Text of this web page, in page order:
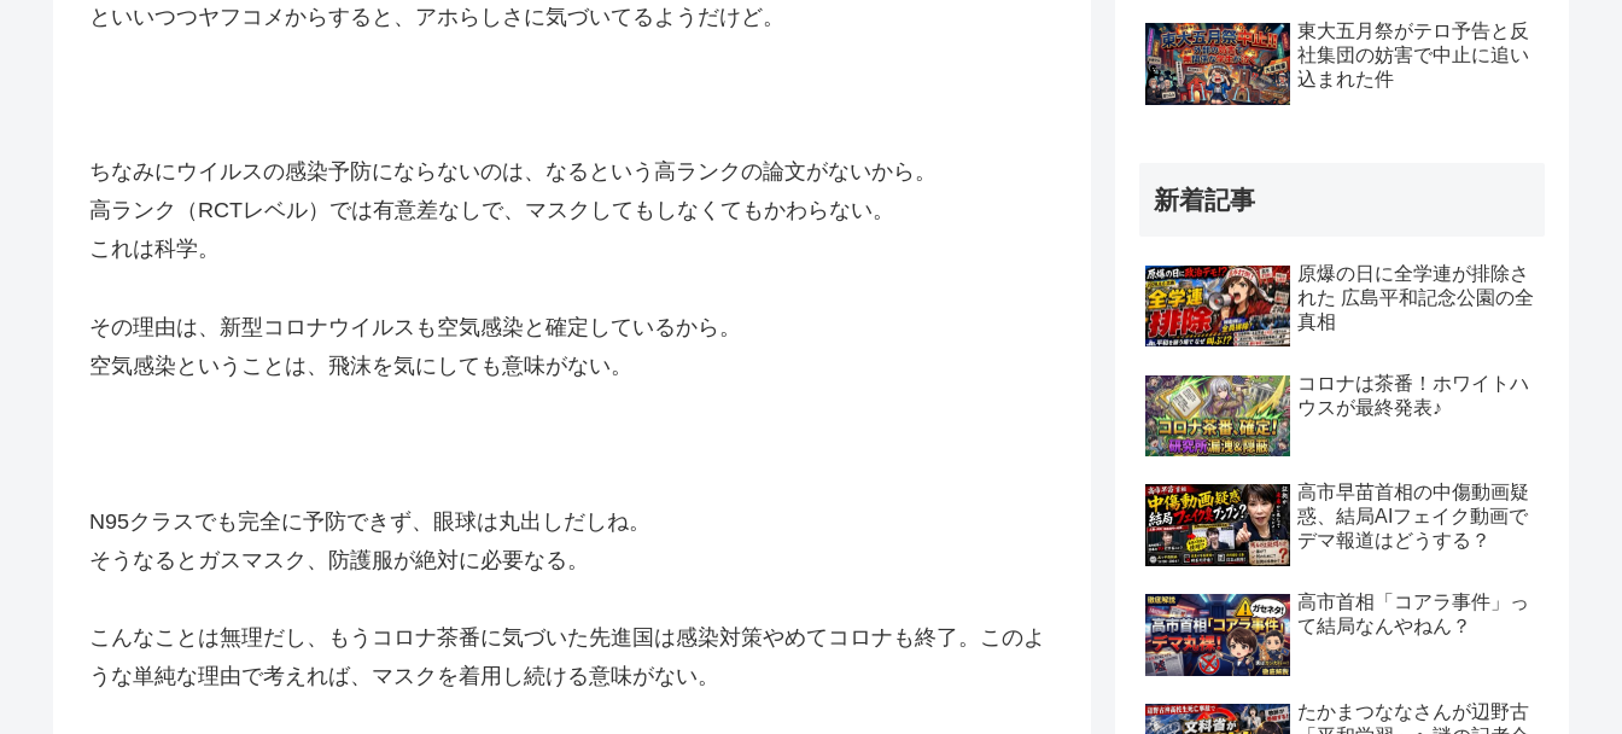
といいつつヤフコメからすると、アホらしさに気づいてるようだけど。
ちなみにウイルスの感染予防にならないのは、なるという高ランクの論文がないから。
高ランク（RCTレベル）では有意差なしで、マスクしてもしなくてもかわらない。
これは科学。
その理由は、新型コロナウイルスも空気感染と確定しているから。
空気感染ということは、飛沫を気にしても意味がない。
N95クラスでも完全に予防できず、眼球は丸出しだしね。
そうなるとガスマスク、防護服が絶対に必要なる。
こんなことは無理だし、もうコロナ茶番に気づいた先進国は感染対策やめてコロナも終了。このよ
うな単純な理由で考えれば、マスクを着用し続ける意味がない。
東大五月祭がテロ予告と反
社集団の妨害で中止に追い
込まれた件
新着記事
原爆の日に全学連が排除さ
れた 広島平和記念公園の全
真相
コロナは茶番！ホワイトハ
ウスが最終発表♪
高市早苗首相の中傷動画疑
惑、結局AIフェイク動画で
デマ報道はどうする？
高市首相「コアラ事件」っ
て結局なんやねん？
たかまつななさんが辺野古